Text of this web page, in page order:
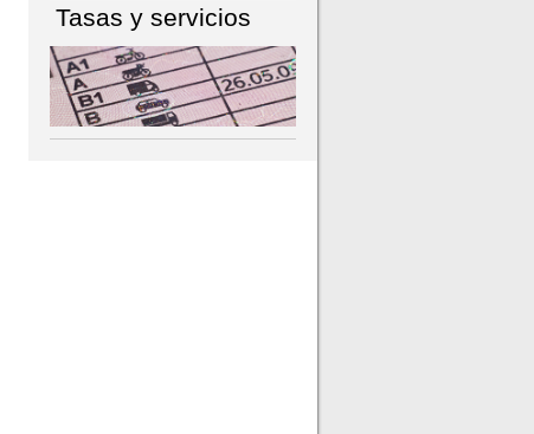
Tasas y servicios